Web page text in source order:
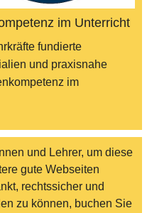
im Unterricht
fundierte
und praxisnahe
im
und Lehrer, um diese
gute Webseiten
rechtssicher und
zu können, buchen Sie